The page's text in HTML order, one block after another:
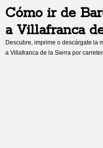
Cómo ir de
a Villafranca
Descubre, imprime o descárgate la
aVillafranca de la Sierra por